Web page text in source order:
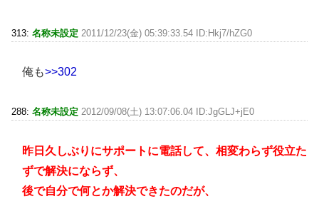
313: 名称未設定 2011/12/23(金) 05:39:33.54 ID:Hkj7/hZG0
俺も>>302
288: 名称未設定 2012/09/08(土) 13:07:06.04 ID:JgGLJ+jE0
昨日久しぶりにサポートに電話して、相変わらず役立た
ずで解決にならず、
後で自分で何とか解決できたのだが、